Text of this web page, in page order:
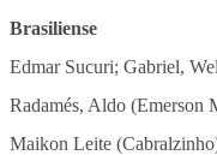
Brasiliense
Edmar Sucuri; Gabriel,
Radamés, Aldo (Emerson
Maikon Leite